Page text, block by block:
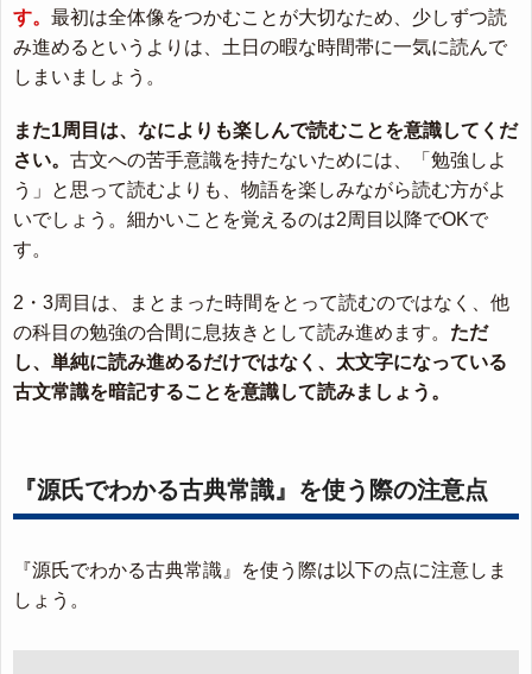
す。 最初は全体像をつかむことが大切なため、少しずつ読
み進めるというよりは、土日の暇な時間帯に一気に読んで
しまいましょう。
また1周目は、なによりも楽しんで読むことを意識してくだ
さい。 古文への苦手意識を持たないためには、「勉強しよ
う」と思って読むよりも、物語を楽しみながら読む方がよ
いでしょう。細かいことを覚えるのは2周目以降でOKで
す。
2・3周目は、まとまった時間をとって読むのではなく、他
の科目の勉強の合間に息抜きとして読み進めます。 ただ
し、単純に読み進めるだけではなく、太文字になっている
古文常識を暗記することを意識して読みましょう。
『源氏でわかる古典常識』を使う際の注意点
『源氏でわかる古典常識』を使う際は以下の点に注意しま
しょう。